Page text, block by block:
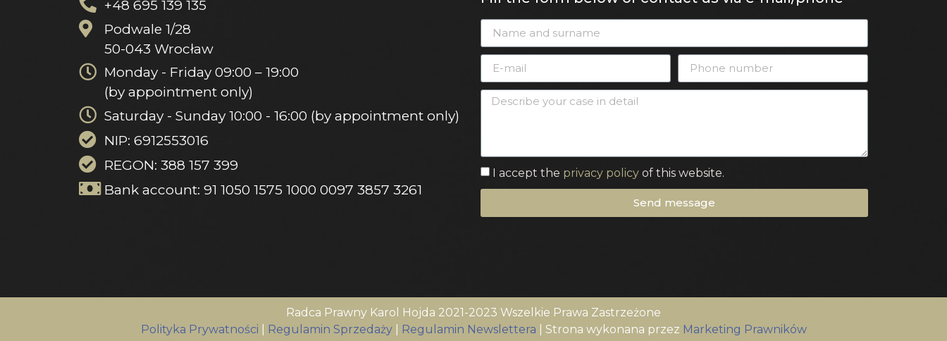
+48 695 139 135
Podwale 1/28
50-043 Wrocław
Monday - Friday 09:00 – 19:00
(by appointment only)
Saturday - Sunday 10:00 - 16:00 (by appointment only)
NIP: 6912553016
REGON: 388 157 399
Bank account: 91 1050 1575 1000 0097 3857 3261
I accept the privacy policy of this website.
Send message
Radca Prawny Karol Hojda 2021-2023 Wszelkie Prawa Zastrzeżone
Polityka Prywatności
Regulamin Sprzedaży| Regulamin Newslettera | Strona wykonana przez Marketing Prawników